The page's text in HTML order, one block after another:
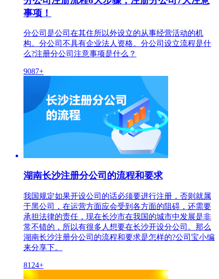
事项！
分公司是公司在其住所以外设立的从事经营活动的机
构。分公司不具有企业法人资格。分公司设立流程是什
么?注册分公司注意事项是什么？
9087+
湖南长沙注册分公司的流程和要求
我国规定如果开设公司的话必须要进行注册，否则就属
于黑公司，在运营方面应会受到各方面的阻碍，还需要
承担法律的责任，现在长沙市在我国的城市中发展是非
常不错的，所以有很多人想要在长沙开设分公司。那么
湖南长沙注册分公司的流程和要求是怎样的?公司宝小编
来分享下。
8124+